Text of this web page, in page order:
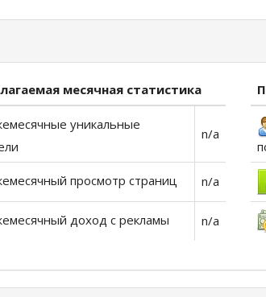
месячная статистика
уникальные
n/a
просмотр страниц n/a
доход с рекламы n/a